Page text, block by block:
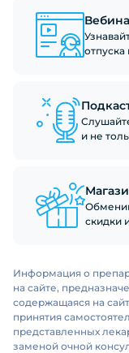
отпуска
и не
скидки
Информация о
на сайте,
содержащаяся на
принятия
представленных
заменой очной